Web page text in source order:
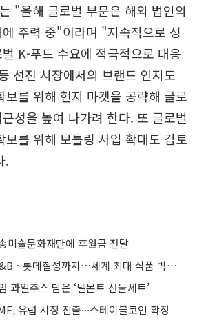
"올해 글로벌 부문은 해외 법인의
주력 중"이라며 "지속적으로 성
K-푸드 수요에 적극적으로 대응
선진 시장에서의 브랜드 인지도
보를 위해 현지 마켓을 공략해 글로
성을 높여 나가려 한다. 또 글로벌
보를 위해 보틀링 사업 확대도 검토
.
미술문화재단에 후원금 전달
삼양식품ㆍ동원F&Bㆍ롯데칠성까지⋯세계 최대 식품 박람회 ‘아누가’ 참가
과일주스 담은 ‘델몬트 선물세트’
유럽 시장 진출∙∙∙스테이블코인 확장